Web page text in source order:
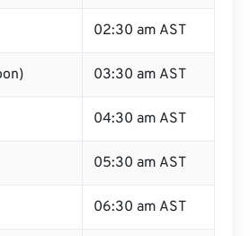
02:30 am AST
03:30 am AST
04:30 am AST
05:30 am AST
06:30 am AST